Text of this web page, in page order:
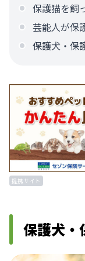
保護猫を飼
芸能人が保
保護犬・保
提携サイト
保護犬・